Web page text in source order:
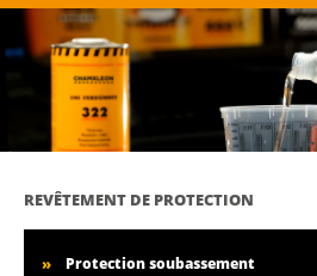
REVÊTEMENT DE PROTECTION
Protection soubassement